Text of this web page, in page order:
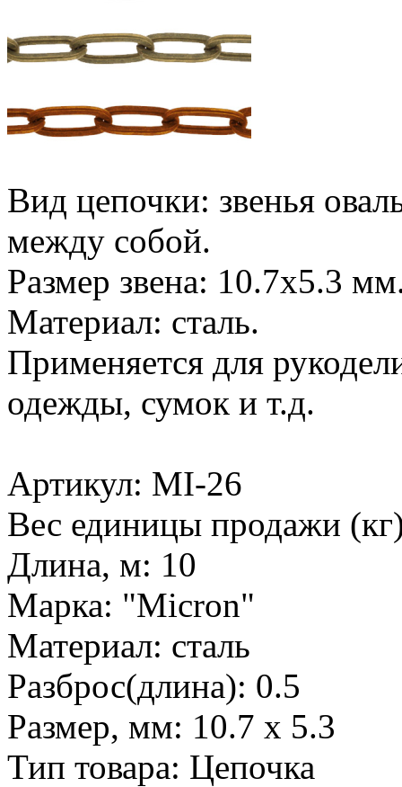
Вид цепочки: звенья
между собой.
Размер звена: 10.7х5.3
Материал: сталь.
Применяется для
одежды, сумок и т.д.
Артикул: MI-26
Вес единицы продажи
Длина, м: 10
Марка: "Micron"
Материал: сталь
Разброс(длина): 0.5
Размер, мм: 10.7 х 5.3
Тип товара: Цепочка